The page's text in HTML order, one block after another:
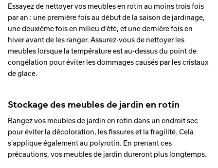
Essayez de nettoyer vos meubles en rotin au moins trois fois
par an : une première fois au début de la saison de jardinage,
une deuxième fois en milieu d'été, et une dernière fois en
hiver avant de les ranger. Assurez-vous de nettoyer les
meubles lorsque la température est au-dessus du point de
congélation pour éviter les dommages causés par les cristaux
de glace.
Stockage des meubles de jardin en rotin
Rangez vos meubles de jardin en rotin dans un endroit sec
pour éviter la décoloration, les fissures et la fragilité. Cela
s'applique également au polyrotin. En prenant ces
précautions, vos meubles de jardin dureront plus longtemps.